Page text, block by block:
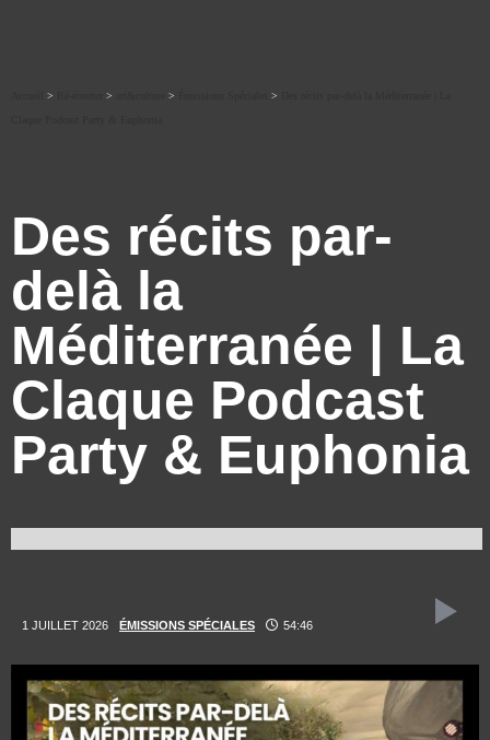
> > > >
Des récits par-
delà la
Méditerranée | La
Claque Podcast
Party & Euphonia
1 JUILLET 2026 ÉMISSIONS SPÉCIALES 54:46